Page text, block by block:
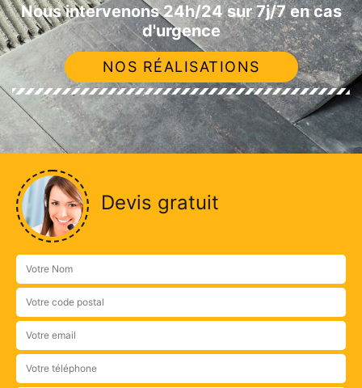
Nous intervenons 24h/24 sur 7j/7 en cas
d'urgence
NOS RÉALISATIONS
Devis gratuit